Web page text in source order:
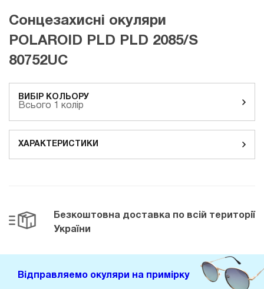
Сонцезахисні окуляри
POLAROID PLD PLD 2085/S
80752UC
ВИБІР КОЛЬОРУ
Всього 1 колір
ХАРАКТЕРИСТИКИ
Безкоштовна доставка по всій території
України
Відправляемо окуляри на примірку